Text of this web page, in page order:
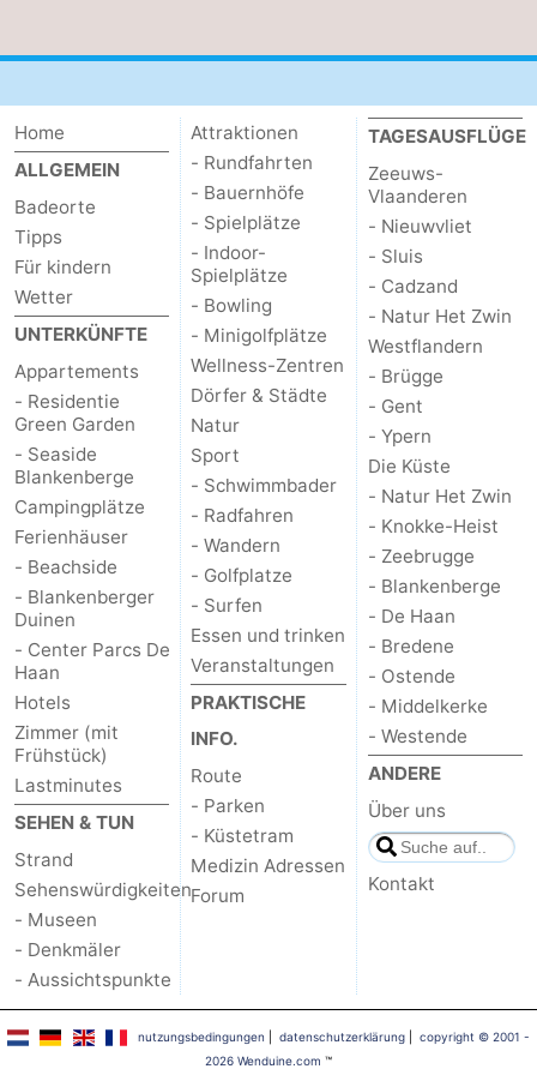
Home
ALLGEMEIN
Badeorte
Tipps
Für kindern
Wetter
UNTERKÜNFTE
Appartements
- Residentie
Green Garden
- Seaside
Blankenberge
Campingplätze
Ferienhäuser
- Beachside
- Blankenberger
Duinen
- Center Parcs De
Haan
Hotels
Zimmer (mit
Frühstück)
Lastminutes
SEHEN & TUN
Strand
Sehenswürdigkeiten
- Museen
- Denkmäler
- Aussichtspunkte
Attraktionen
- Rundfahrten
- Bauernhöfe
- Spielplätze
- Indoor-
Spielplätze
- Bowling
- Minigolfplätze
Wellness-Zentren
Dörfer & Städte
Natur
Sport
- Schwimmbader
- Radfahren
- Wandern
- Golfplatze
- Surfen
Essen und trinken
Veranstaltungen
PRAKTISCHE
INFO.
Route
- Parken
- Küstetram
Medizin Adressen
Forum
TAGESAUSFLÜGE
Zeeuws-
Vlaanderen
- Nieuwvliet
- Sluis
- Cadzand
- Natur Het Zwin
Westflandern
- Brügge
- Gent
- Ypern
Die Küste
- Natur Het Zwin
- Knokke-Heist
- Zeebrugge
- Blankenberge
- De Haan
- Bredene
- Ostende
- Middelkerke
- Westende
ANDERE
Über uns
Kontakt
nutzungsbedingungen datenschutzerklärung| copyright © 2001 -
2026 Wenduine.com ™